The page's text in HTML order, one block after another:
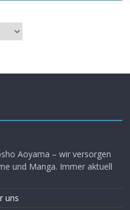
Aoyama – wir versorgen
und Manga. Immer aktuell
uns